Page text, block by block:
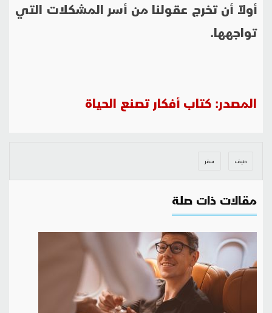
أولاً أن تخرج عقولنا من أسر المشكلات التي
تواجهها.
المصدر: كتاب أفكار تصنع الحياة
صيف سفر
مقالات ذات صلة